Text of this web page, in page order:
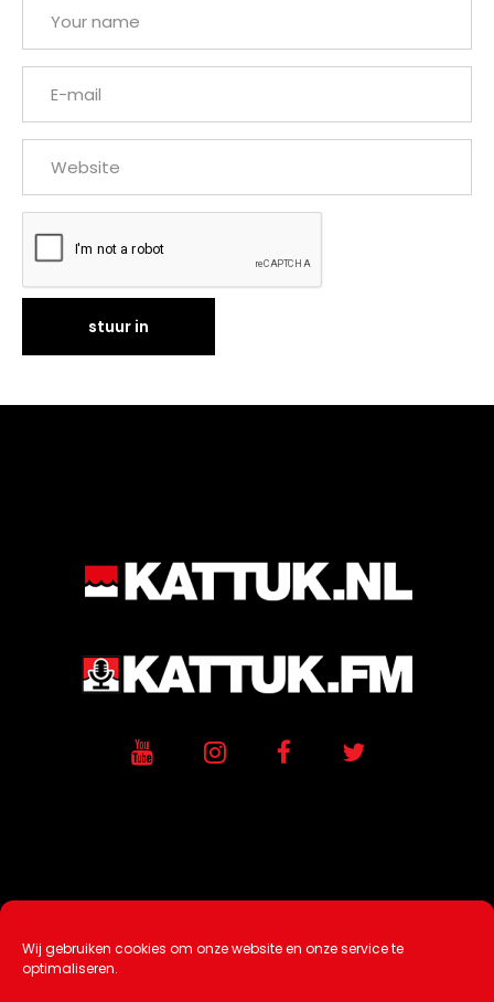
Wij gebruiken cookies om onze website en onze service te
optimaliseren.
Ontwikkeling / Hosting doorAtSea